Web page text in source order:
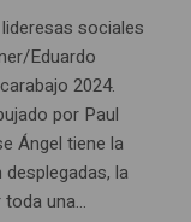
sociales
Eduardo
2024.
por Paul
Ángel tiene la
la
una...